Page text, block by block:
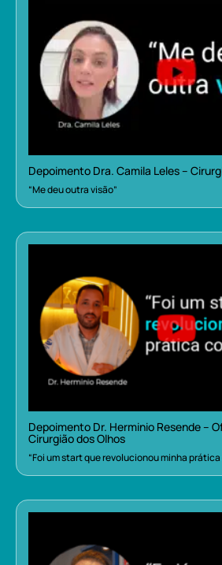
Depoimento Dra. Camila Leles –
“Me deu outra visão”
Depoimento Dr. Herminio Resende –
Cirurgião dos Olhos
“Foi um start que revolucionou minha